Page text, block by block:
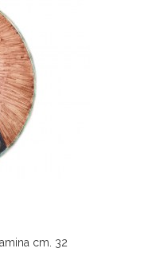
cm. 32